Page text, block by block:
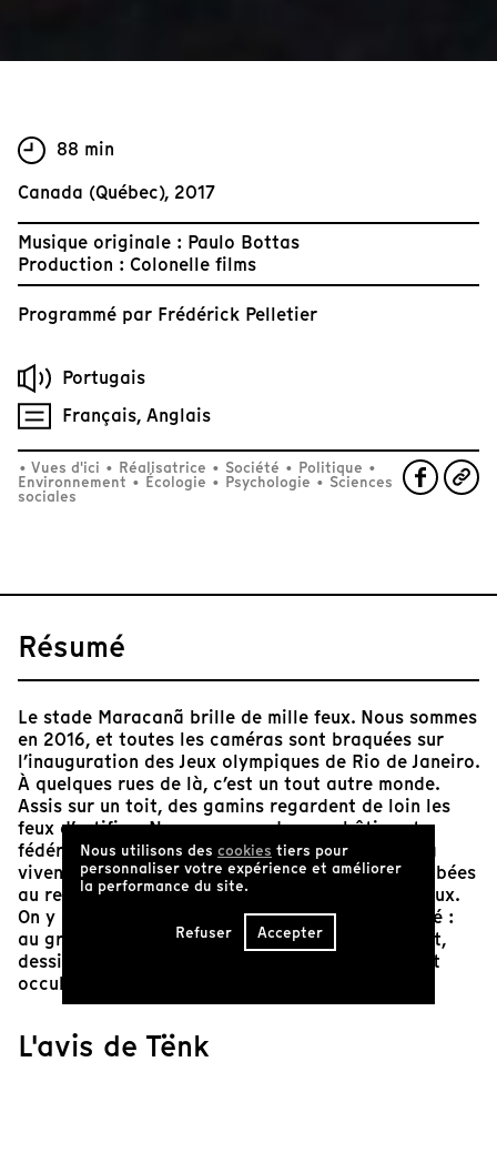
88 min
Canada (Québec), 2017
Musique originale : Paulo Bottas
Production : Colonelle films
Programmé par Frédérick Pelletier
Portugais
Français, Anglais
• Vues d'ici • Réalisatrice • Société • Politique •
Environnement • Écologie • Psychologie • Sciences
sociales
Résumé
Le stade Maracanã brille de mille feux. Nous sommes
en 2016, et toutes les caméras sont braquées sur
l’inauguration des Jeux olympiques de Rio de Janeiro.
À quelques rues de là, c’est un tout autre monde.
Assis sur un toit, des gamins regardent de loin les
feux d’artifice. Nous sommes dans un bâtiment
fédéral en ruine, sous le joug des trafiquants. Là
vivent une centaine de familles miséreuses, dérobées
au regard des prestigieux visiteurs internationaux.
On y découvre peu à peu le lieu dans son intimité :
au gré des rencontres, les habitants se dévoilent,
dessinant ensemble le portrait d’un Rio oublié et
occulté.
L'avis de Tënk
Nous utilisons des cookies tiers pour
personnaliser votre expérience et améliorer
la performance du site.
Refuser Accepter